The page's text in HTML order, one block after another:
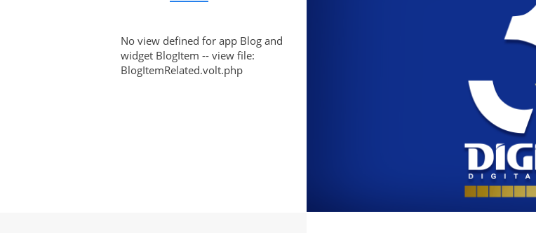
No view defined for app Blog and
widget BlogItem -- view file:
BlogItemRelated.volt.php